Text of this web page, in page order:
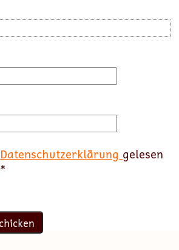
Datenschutzerklärung gelesen
*